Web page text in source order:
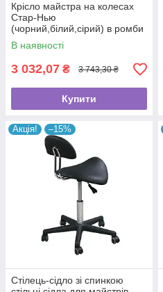
Крісло майстра на колесах
Стар-Нью
(чорний,білий,сірий) в ромби
В наявності
3 032,07 ₴ 3 743,30 ₴
Купити
Акція! –15%
Стілець-сідло зі спинкою